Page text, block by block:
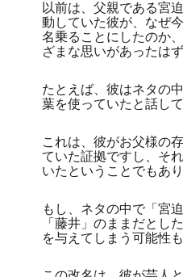
以前は、父親である宮
動していた彼が、なぜ
名乗ることにしたのか
ざまな思いがあったはず
たとえば、彼はネタの
葉を使っていたと話し
これは、彼がお父様の
ていた証拠ですし、そ
いたということでもあり
もし、ネタの中で「宮
「藤井」のままだとし
を与えてしまう可能性